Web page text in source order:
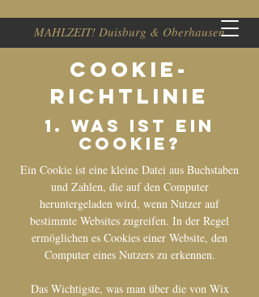
MAHLZEIT! Duisburg & Oberhausen
COOKIE-
RICHTLINIE
1. Was ist ein
Cookie?
Ein Cookie ist eine kleine Datei aus Buchstaben
und Zahlen, die auf den Computer
heruntergeladen wird, wenn Nutzer auf
bestimmte Websites zugreifen. In der Regel
ermöglichen es Cookies einer Website, den
Computer eines Nutzers zu erkennen.
Das Wichtigste, was man über die von Wix